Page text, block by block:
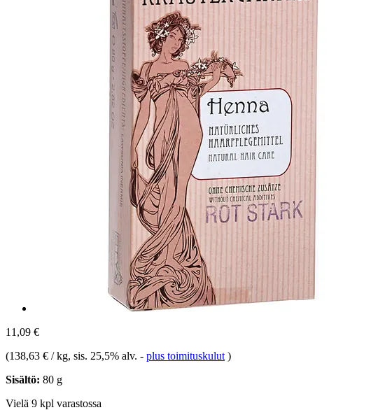
11,09 €
(138,63 € / kg, sis. 25,5% alv. - plus toimituskulut )
Sisältö: 80 g
Vielä 9 kpl varastossa